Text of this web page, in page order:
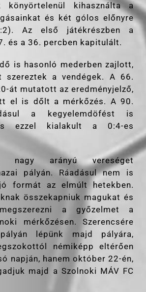
könyörtelenül kihasználta a
és két gólos előnyre
Az első játékrészben a
és a 36. percben kapitulált.
is hasonló mederben zajlott,
a vendégek. A 66.
át mutatott az eredményjelző,
el is dőlt a mérkőzés. A 90.
a kegyelemdöfést is
ezzel kialakult a 0:4-es
nagy arányú vereséget
pályán. Ráadásul nem is
formát az elmúlt hetekben.
összekapniuk magukat és
a győzelmet a
mérkőzésen. Szerencsére
lépünk majd pályára,
némiképp eltérően
napján, hanem október 22-én,
majd a Szolnoki MÁV FC